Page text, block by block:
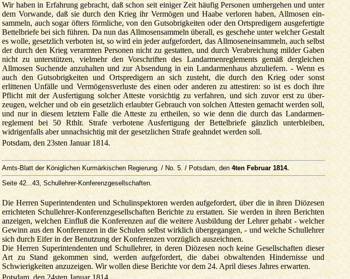
Wir haben in Erfahrung gebracht, daß schon seit einiger Zeit häufig Personen umhergehen und unter
dem Vorwande, daß sie durch den Krieg ihr Vermögen und Haabe verloren haben, Allmosen ein­
sammeln, auch sogar öfters förmliche, von den Gutsobrigkeiten oder den Ortspredigern ausgefertigte
Bettelbriefe bei sich führen. Da nun das Allmosensammeln überall, es geschehe unter welcher Gestalt
es wolle, gesetzlich verboten ist, so wird ein jeder aufgefordert, das Allmosen­einsammeln, auch selbst
der durch den Krieg verarmten Personen nicht zu gestatten, und durch Verabreichung milder Gaben
nicht zu unterstützen, vielmehr den Vorschriften des Landarmen­reglements gemäß dergleichen
Allmosen Suchende anzuhalten und zur Absendung in ein Landarmenhaus abzuliefern. - Wenn es
auch den Gutsobrigkeiten und Ortspredigern an sich zusteht, die durch den Krieg oder sonst
erlittenen Unfälle und Vermögensverluste des einen oder anderen zu attestiren: so ist es doch ihre
Pflicht mit der Ausfertigung solcher Atteste vorsichtig zu verfahren, und sich zuvor erst zu über­
zeugen, welcher und ob ein gesetzlich erlaubter Gebrauch von solchen Attesten gemacht werden soll,
und nur in diesem letztern Falle die Atteste zu ertheilen, so wie denn die durch das Landarmen­
reglement bei 50 Rthlr. Strafe verbotene Ausfertigung der Bettelbriefe gänzlich unterbleiben,
widrigenfalls aber unnachsichtig mit der gesetzlichen Strafe geahndet werden soll.
Potsdam, den 23sten Januar 1814.
Amts-Blatt der Königlichen Kurmärkischen Regierung. / No. 5. / Potsdam, den 4ten Februar 1814.
Seite 42...43, Schullehrer-Konferenzgesellschaften.
Die Herren Superintendenten und Schulinspektoren werden aufgefordert, über die in ihren Diözesen
errichteten Schullehrer-Konferenzgesellschaften Berichte zu erstatten. Sie werden in ihren Berichten
anzeigen, welchen Einfluß die Konferenzen auf die weitere Ausbildung der Lehrer gehabt - welcher
Gewinn aus den Konferenzen in die Schulen selbst wirklich übergegangen, - und welche Schullehrer
sich durch Eifer in der Benutzung der Konferenzen vorzüglich auszeichnen.
Die Herren Superintendenten und Schullehrer, in deren Diözesen noch keine Gesellschaften dieser
Art zu Stand gekommen sind, werden aufgefordert, die dabei obwaltenden Hindernisse und
Schwierigkeiten anzuzeigen. Wir wollen diese Berichte vor dem 24. April dieses Jahres erwarten.
Potsdam, den 24sten Januar 1814.